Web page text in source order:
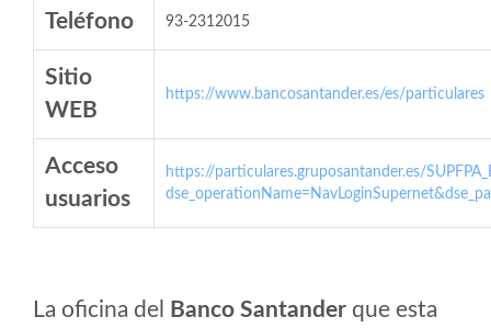
Teléfono 93-2312015
Sitio
WEB
https://www.bancosantander.es/es/particulares
Acceso
usuarios
https://particulares.gruposantander.es/
La oficina del Banco Santander que esta